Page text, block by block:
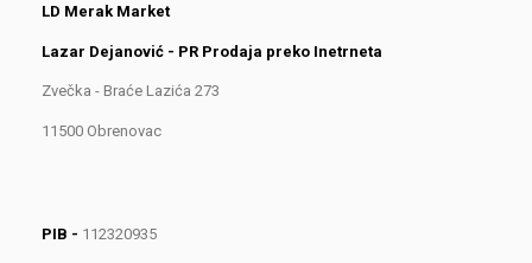
LD Merak Market
Lazar Dejanović - PR Prodaja preko Inetrneta
Zvečka - Braće Lazića 273
11500 Obrenovac
PIB - 112320935